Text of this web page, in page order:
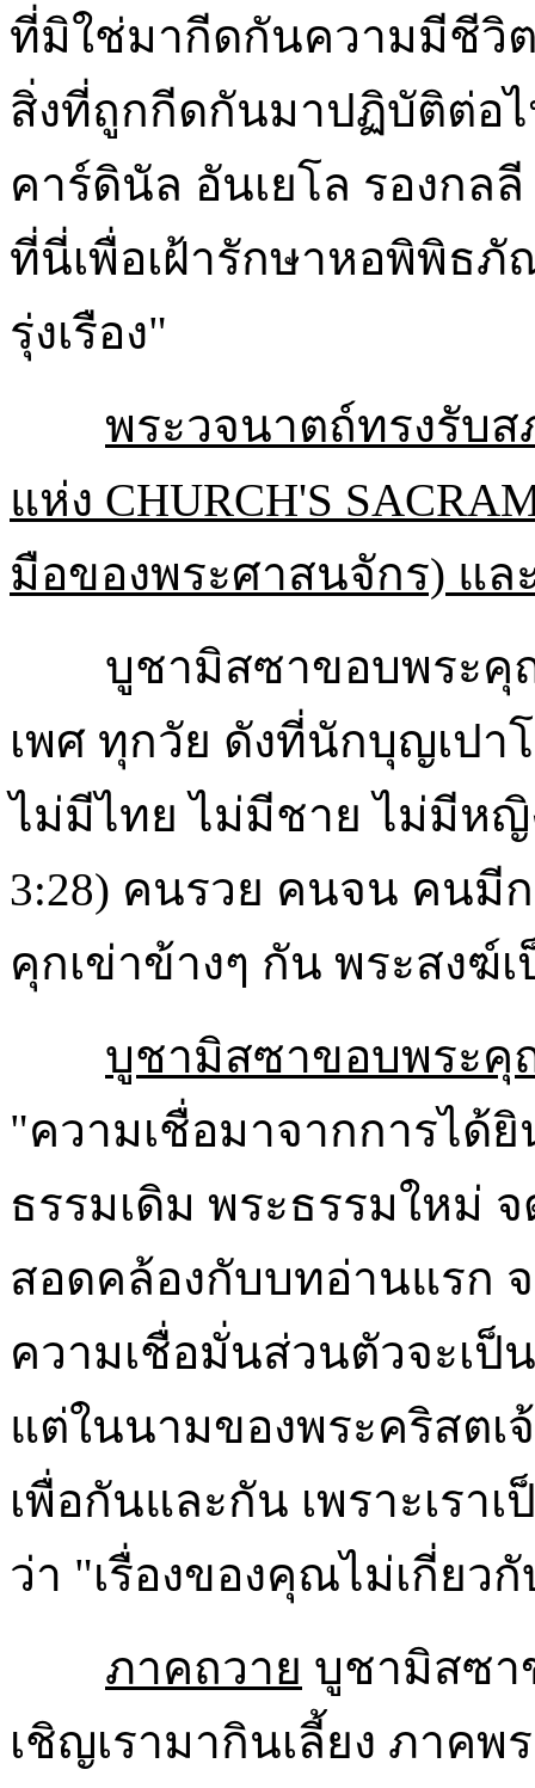
ที่มิใช่มากีดกันความมีชีวิ
สิ่งที่ถูกกีดกันมาปฏิบัติต่อไ
คาร์ดินัล อันเยโล รองกล
ที่นี่เพื่อเฝ้ารักษาหอพิพิธ
รุ่งเรือง"
พระวจนาตถ์ทรงรับ
แห่ง CHURCH'S
มือของพระศาสนจักร) แล
บูชามิสซาขอบพระคุณ
เพศ ทุกวัย ดังที่นักบุญเปา
ไม่มีไทย ไม่มีชาย ไม่มีห
3:28) คนรวย คนจน คนมี
คุกเข่าข้างๆ กัน พระสงฆ์
บูชามิสซาขอบพระคุ
"ความเชื่อมาจากการได้
ธรรมเดิม พระธรรมใหม่
สอดคล้องกับบทอ่านแรก
ความเชื่อมั่นส่วนตัวจะเป็
แต่ในนามของพระคริสตเ
เพื่อกันและกัน เพราะเรา
ว่า "เรื่องของคุณไม่เกี่ยว
ภาคถวาย บูชามิสซา
เชิญเรามากินเลี้ยง ภาคพ